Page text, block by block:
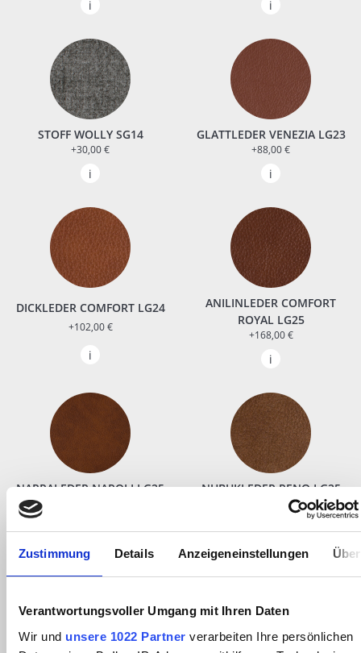
Zustimmung Details Anzeigeneinstellungen
Verantwortungsvoller Umgang mit Ihren Daten
Wir und unsere 1022 Partner verarbeiten Ihre persönlichen
STOFF WOLLY SG14
+30,00 €
GLATTLEDER VENEZIA LG23
+88,00 €
DICKLEDER COMFORT LG24
+102,00 €
ANILINLEDER COMFORT
ROYAL LG25
+168,00 €
NAPPALEDER NAPOLI LG25 NUBUKLEDER RENO LG25
+168,00 €